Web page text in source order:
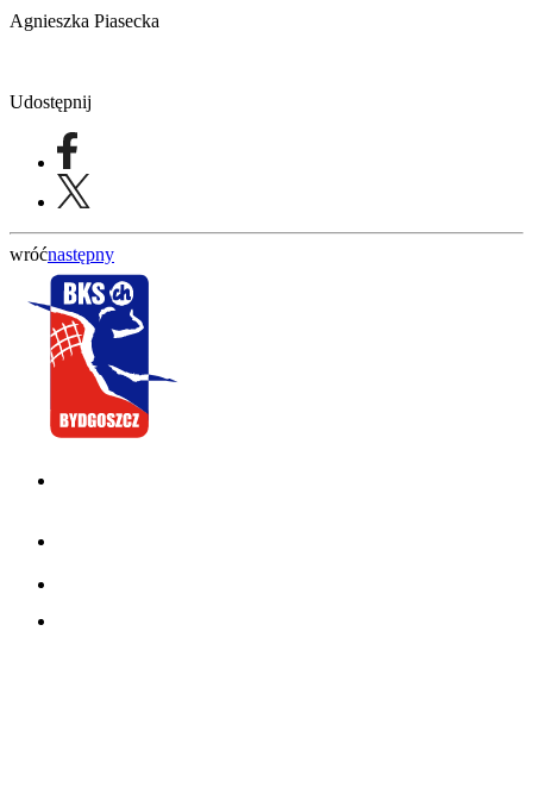
Agnieszka Piasecka
Udostępnij
wróćnastępny